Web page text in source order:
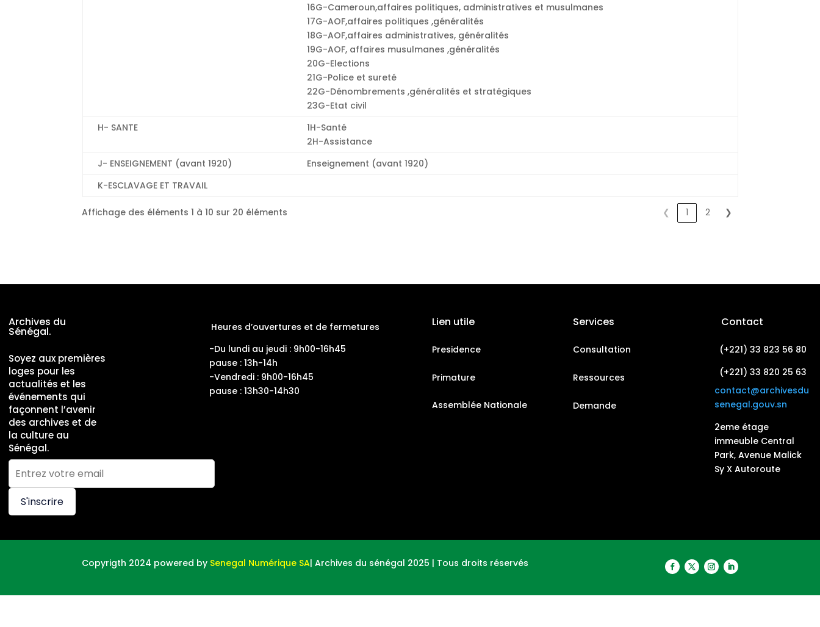
16G-Cameroun,affaires politiques, administratives et musulmanes
17G-AOF,affaires politiques ,généralités
18G-AOF,affaires administratives, généralités
19G-AOF, affaires musulmanes ,généralités
20G-Elections
21G-Police et sureté
22G-Dénombrements ,généralités et stratégiques
23G-Etat civil
H- SANTE
1H-Santé
2H-Assistance
J- ENSEIGNEMENT (avant 1920)
Enseignement (avant 1920)
K-ESCLAVAGE ET TRAVAIL
Affichage des éléments 1 à 10 sur 20 éléments ❮ 1 2 ❯
Archives du
Sénégal.
Soyez aux premières
loges pour les
actualités et les
événements qui
façonnent l’avenir
des archives et de
la culture au
Sénégal.
S'inscrire
Heures d’ouvertures et de fermetures
-Du lundi au jeudi : 9h00-16h45
pause : 13h-14h
-Vendredi : 9h00-16h45
pause : 13h30-14h30
Lien utile
Presidence
Primature
Assemblée Nationale
Services
Consultation
Ressources
Demande
Contact
(+221) 33 823 56 80
(+221) 33 820 25 63
contact@archivesdu
senegal.gouv.sn
2eme étage
immeuble Central
Park, Avenue Malick
Sy X Autoroute
Copyrigth 2024 powered by Senegal Numérique SA| Archives du sénégal 2025 | Tous droits réservés